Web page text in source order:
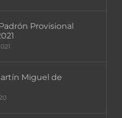
Provisional
Miguel de